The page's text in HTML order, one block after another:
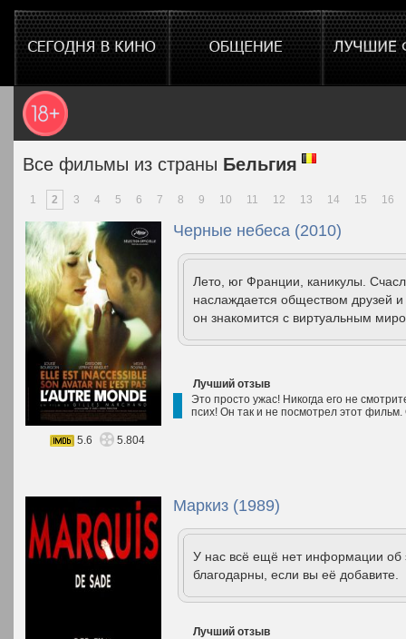
Все фильмы из страны Бельгия
1 2 3 4 5 6 7 8 9 10 11 12 13 14 15 16
Черные небеса (2010)
Лето, юг Франции, каникулы.
наслаждается обществом друзей
он знакомится с виртуальным
Лучший отзыв
Это просто ужас! Никогда его не
псих! Он так и не посмотрел этот
5.6 5.804
Маркиз (1989)
У нас всё ещё нет информации
благодарны, если вы её добавите.
Лучший отзыв